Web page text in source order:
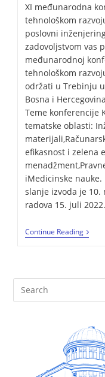
XI međunarodna
tehnološkom
poslovni
zadovoljstvom vas
međunarodnoj
tehnološkom
održati u Trebinju
Bosna i
Teme konferencije
tematske oblasti:
efikasnost i zelena
iMedicinske nauke.
slanje izvoda je 10.
radova 15. juli
Continue Reading